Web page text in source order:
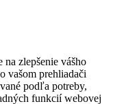
zlepšenie vášho
vašom prehliadači
podľa potreby,
funkcií webovej